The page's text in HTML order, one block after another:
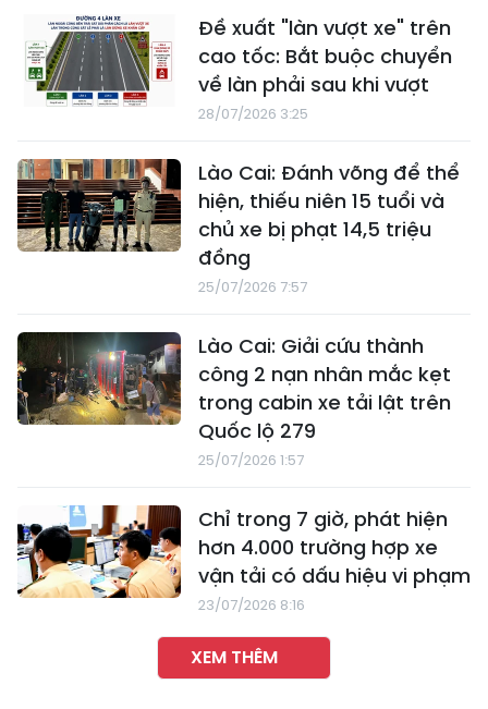
Đề xuất "làn vượt xe" trên
cao tốc: Bắt buộc chuyển
về làn phải sau khi vượt
28/07/2026 3:25
Lào Cai: Đánh võng để thể
hiện, thiếu niên 15 tuổi và
chủ xe bị phạt 14,5 triệu
đồng
25/07/2026 7:57
Lào Cai: Giải cứu thành
công 2 nạn nhân mắc kẹt
trong cabin xe tải lật trên
Quốc lộ 279
25/07/2026 1:57
Chỉ trong 7 giờ, phát hiện
hơn 4.000 trường hợp xe
vận tải có dấu hiệu vi phạm
23/07/2026 8:16
XEM THÊM